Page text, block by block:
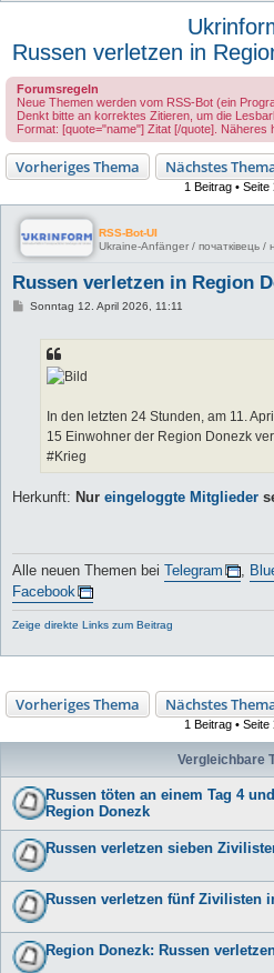
Russen verletzen in
Forumsregeln
Neue Themen werden vom RSS-Bot (ein
Denkt bitte an korrektes Zitieren, um die
Format: [quote="name"] Zitat [/quote]. Näheres
Vorheriges Thema Nächstes
1 Beitrag • Seite
RSS-Bot-UI
Ukraine-Anfänger / початківець
Russen verletzen in Region
BSonntag 12. April 2026, 11:11
In den letzten 24 Stunden, am 11.
15 Einwohner der Region Donezk
#Krieg
Herkunft: Nur eingeloggte Mitglieder
Alle neuen Themen bei Telegram
Facebook
Zeige direkte Links zum Beitrag
Vorheriges Thema Nächstes
1 Beitrag • Seite
Vergleichbare
Russen töten an einem Tag 4
Region Donezk
Russen verletzen sieben
Russen verletzen fünf Zivilisten
Region Donezk: Russen